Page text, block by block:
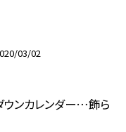
03/02
ウンカレンダー…飾ら